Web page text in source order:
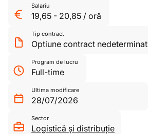
Salariu
19,65 - 20,85 / oră
Tip contract
Optiune contract nedeterminat
Program de lucru
Full-time
Ultima modificare
28/07/2026
Sector
Logistică și distribuție